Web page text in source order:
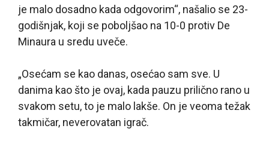
je malo dosadno kada odgovorim“, našalio se 23-
godišnjak, koji se poboljšao na 10-0 protiv De
Minaura u sredu uveče.
„Osećam se kao danas, osećao sam sve. U
danima kao što je ovaj, kada pauzu prilično rano u
svakom setu, to je malo lakše. On je veoma težak
takmičar, neverovatan igrač.